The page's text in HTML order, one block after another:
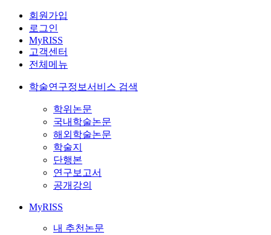
회원가입
로그인
MyRISS
고객센터
전체메뉴
학술연구정보서비스 검색
학위논문
국내학술논문
해외학술논문
학술지
단행본
연구보고서
공개강의
MyRISS
내 추천논문